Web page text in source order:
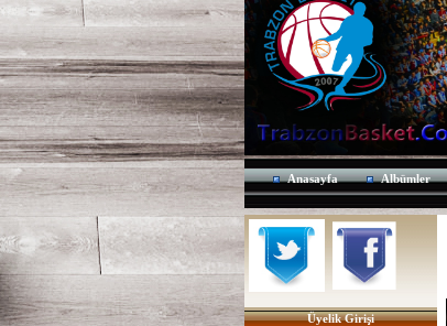
Anasayfa Albümler
Üyelik Girişi